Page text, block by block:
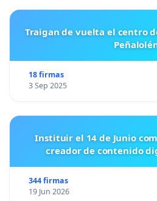
Traigan de vuelta el centro
18 firmas
3 Sep 2025
Instituir el 14 de Junio
creador de contenido
344 firmas
19 Jun 2026